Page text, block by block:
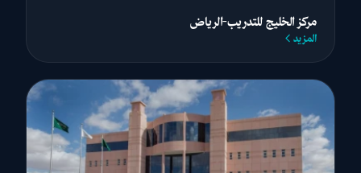
مركز الخليج للتدريب-الرياض
المزيد